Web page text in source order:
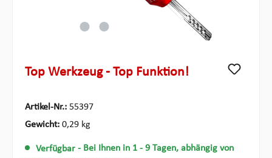
Top Werkzeug - Top Funktion!
Artikel-Nr.: 55397
Gewicht: 0,29 kg
Verfügbar - Bei Ihnen in 1 - 9 Tagen, abhängig von